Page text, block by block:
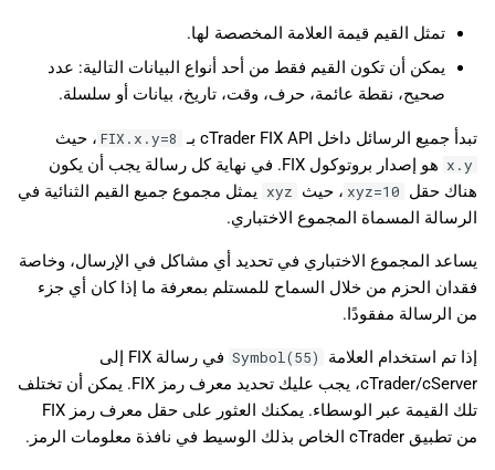
تمثل القيم قيمة العلامة المخصصة لها.
يمكن أن تكون القيم فقط من أحد أنواع البيانات التالية: عدد
صحيح، نقطة عائمة، حرف، وقت، تاريخ، بيانات أو سلسلة.
تبدأ جميع الرسائل داخل cTrader FIX API بـ 8=FIX.x.y ، حيث
x.y
هو إصدار بروتوكول FIX. في نهاية كل رسالة يجب أن يكون
هناك حقل
10=xyz ، حيث xyz
يمثل مجموع جميع القيم الثنائية في
الرسالة المسماة المجموع الاختباري.
يساعد المجموع الاختباري في تحديد أي مشاكل في الإرسال، وخاصة
فقدان الحزم من خلال السماح للمستلم بمعرفة ما إذا كان أي جزء
من الرسالة مفقودًا.
إذا تم استخدام العلامة Symbol(55)
في رسالة FIX إلى
cTrader/cServer، يجب عليك تحديد معرف رمز FIX. يمكن أن تختلف
تلك القيمة عبر الوسطاء. يمكنك العثور على حقل معرف رمز FIX
من تطبيق cTrader الخاص بذلك الوسيط في نافذة معلومات الرمز.